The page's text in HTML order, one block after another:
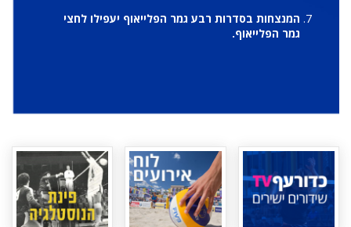
המנצחות בסדרות רבע גמר הפלייאוף יעפילו לחצי
גמר הפלייאוף.